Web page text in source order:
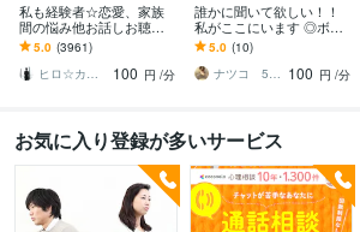
私も経験者☆恋愛、家族
間の悩み他お話しお聴き
します 心理カウンセラー
が恋愛・復縁・夫婦問題
等☆解決策を共有します
5.0 (3961)
ヒロ☆カウンセリング＆コンサルティング
100 円 /分
誰かに聞いて欲しい！！
私がここにいます ◎ボイ
スサンプルあり◎ゆっく
り丁寧にお話お聴きしま
す。
5.0 (10)
ナツコ 50代女性 ８月限定お値下げ中！ 100 円 /分
お気に入り登録が多いサービス